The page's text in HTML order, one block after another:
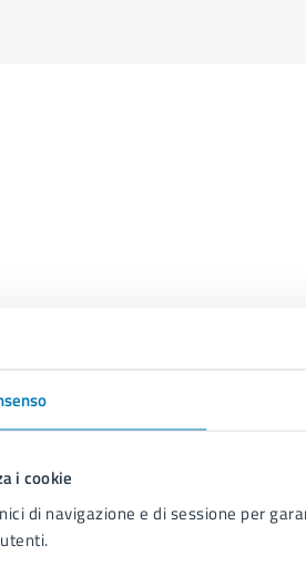
i cookie
di navigazione e di sessione per